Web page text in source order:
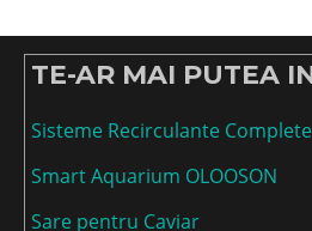
TE-AR MAI PUTEA
Sisteme Recirculante Complete
Smart Aquarium OLOOSON
Sare pentru Caviar